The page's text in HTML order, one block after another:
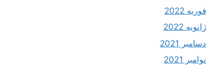
فوریه 2022
ژانویه 2022
دسامبر 2021
نوامبر 2021